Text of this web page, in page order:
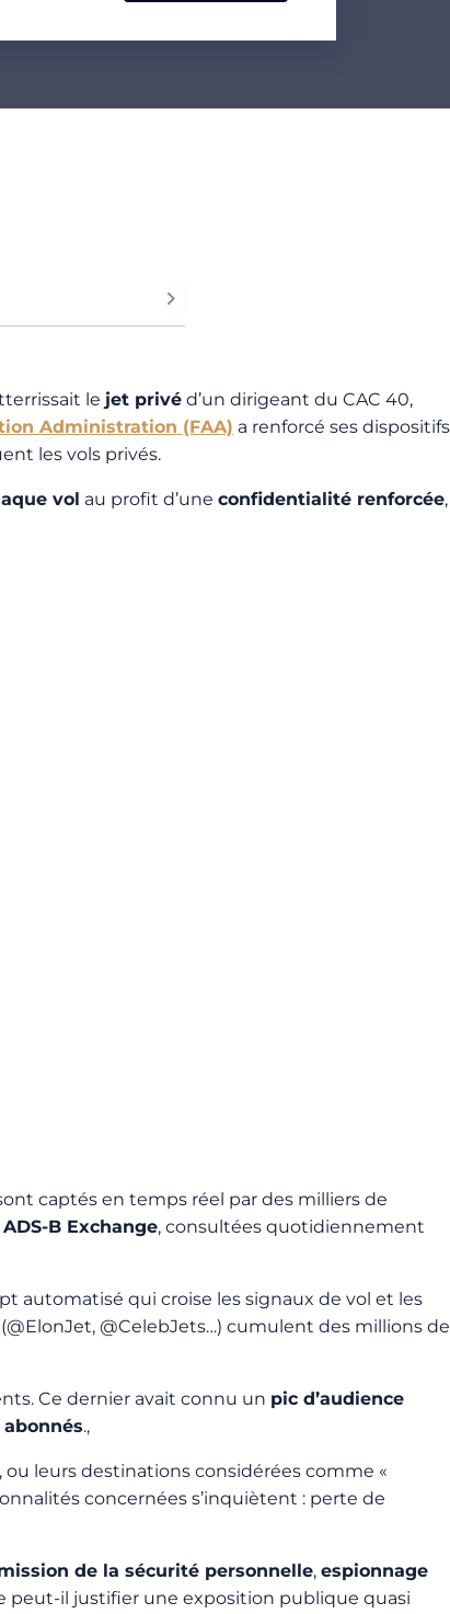
le jet privé d’un dirigeant du CAC 40,
Administration (FAA) a renforcé ses dispositifs
les vols privés.
vol au profit d’une confidentialité renforcée,
captés en temps réel par des milliers de
ADS-B Exchange, consultées quotidiennement
automatisé qui croise les signaux de vol et les
@CelebJets…) cumulent des millions de
Ce dernier avait connu un pic d’audience
.,
, ou leurs destinations considérées comme «
concernées s’inquiètent : perte de
de la sécurité personnelle, espionnage
peut-il justifier une exposition publique quasi